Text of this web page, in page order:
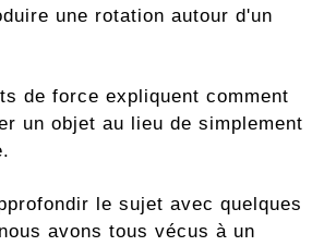
une rotation autour d'un
de force expliquent comment
un objet au lieu de simplement
le sujet avec quelques
avons tous vécus à un